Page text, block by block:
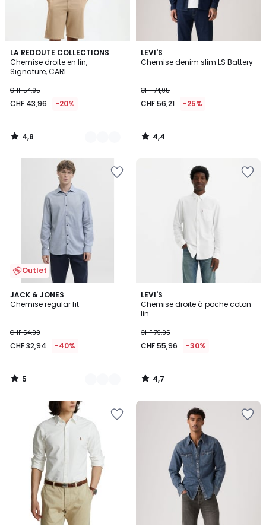
LA REDOUTE COLLECTIONS
Chemise droite en lin,
Signature, CARL
CHF 54,95
CHF 43,96 -20%
4,8
/ 5
5
Couleurs
4,8
/
LEVI'S
Chemise denim slim LS Battery
CHF 74,95
CHF 56,21 -25%
4,4
/ 5
4,4
/
Outlet
JACK & JONES
Chemise regular fit
CHF 54,90
CHF 32,94 -40%
5
/
2
Couleurs
5
/
LEVI'S
Chemise droite à poche coton
lin
CHF 79,95
CHF 55,96 -30%
4,7
/ 5
4,7
/